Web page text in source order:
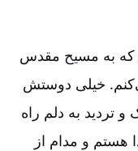
به مسیح مقدس
خیلی دوستش
تردید به دلم راه
و مدام از